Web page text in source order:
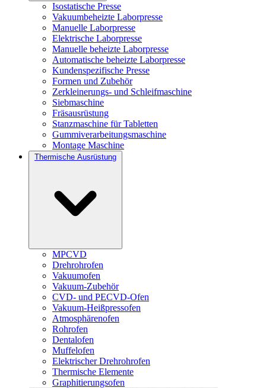
Isostatische Presse
Vakuumbeheizte Laborpresse
Manuelle Laborpresse
Elektrische Laborpresse
Manuelle beheizte Laborpresse
Automatische beheizte Laborpresse
Kundenspezifische Presse
Formen und Zubehör
Zerkleinerungs- und Schleifmaschine
Siebmaschine
Fräsausrüstung
Stanzmaschine für Tabletten
Gummiverarbeitungsmaschine
Montage Maschine
Thermische Ausrüstung
MPCVD
Drehrohrofen
Vakuumofen
Vakuum-Zubehör
CVD- und PECVD-Ofen
Vakuum-Heißpressofen
Atmosphärenofen
Rohrofen
Dentalofen
Muffelofen
Elektrischer Drehrohrofen
Thermische Elemente
Graphitierungsofen